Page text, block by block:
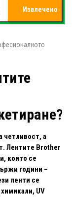
Извлечено
четливост, а
Лентите Brother
които се
години –
ленти се
UV